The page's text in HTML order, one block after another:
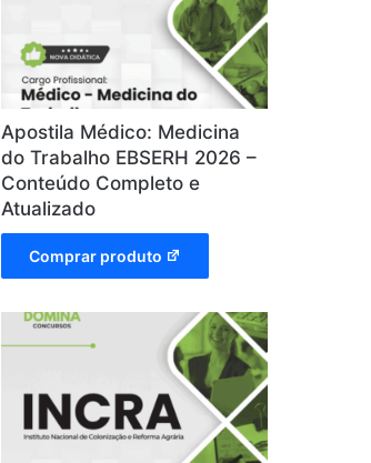
Apostila Médico: Medicina
do Trabalho EBSERH 2026 –
Conteúdo Completo e
Atualizado
Comprar produto